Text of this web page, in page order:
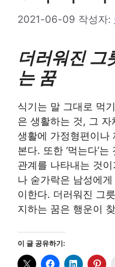
2021-06-09 작성자:
더러워진 그
는 꿈
식기는 말 그대로 먹
은 생활하는 것, 그
생활에 가정형편이나
본다. 또한 ‘먹는다’
관계를 나타내는 것
나 숟가락은 남성에
이한다. 더러워진 그
지하는 꿈은 행운이
이 글 공유하기: